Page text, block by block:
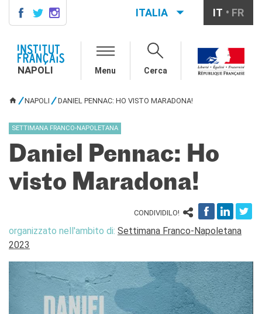
CONTACTS
CORSI DI FRANCESE
Corsi collettivi per adulti
DALF
Corsi per bambini e
ragazzi
Corsi individuali e su
Aziende
DIPLÔMES DELF DALF
DELF scolastico
DELF DALF Tout Public
ITALIA IT FR
NAPOLI Menu Cerca
NAPOLI DANIEL PENNAC: HO VISTO MARADONA!
SETTIMANA FRANCO-NAPOLETANA
Daniel Pennac: Ho
visto Maradona!
CONDIVIDILO!
organizzato nell'ambito di: Settimana Franco-Napoletana
2023